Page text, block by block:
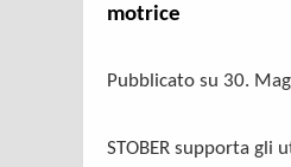
motrice
Pubblicato su 30.
STOBER supporta gli